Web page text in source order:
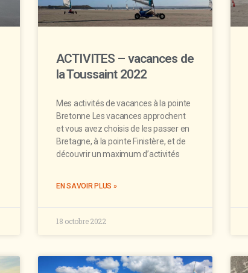
ACTIVITES – vacances de
la Toussaint 2022
Mes activités de vacances à la pointe
Bretonne Les vacances approchent
et vous avez choisis de les passer en
Bretagne, à la pointe Finistère, et de
découvrir un maximum d’activités
EN SAVOIR PLUS »
18 octobre 2022